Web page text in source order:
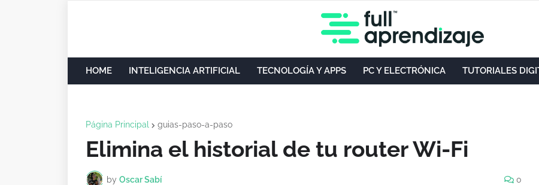
HOME INTELIGENCIA ARTIFICIAL TECNOLOGÍA Y APPS PC Y ELECTRÓNICA TUTORIALES
Página Principal guias-paso-a-paso
Elimina el historial de tu router Wi-Fi
by Oscar Sabí 0